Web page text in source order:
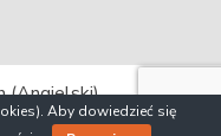
Aby dowiedzieć się
(Angielski)